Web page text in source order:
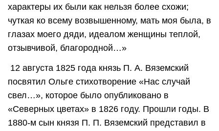
характеры их были как нельзя более схожи;
чуткая ко всему возвышенному, мать моя была, в
глазах моего дяди, идеалом женщины теплой,
отзывчивой, благородной…»
12 августа 1825 года князь П. А. Вяземский
посвятил Ольге стихотворение «Нас случай
свел…», которое было опубликовано в
«Северных цветах» в 1826 году. Прошли годы. В
1880-м сын князя П. П. Вяземский представил в